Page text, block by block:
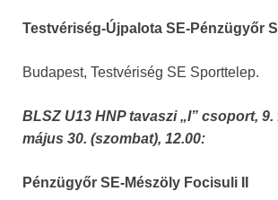
Testvériség-Újpalota SE-Pénzügyőr
Budapest, Testvériség SE Sporttelep.
BLSZ U13 HNP tavaszi „I” csoport,
május 30. (szombat), 12.00:
Pénzügyőr SE-Mészöly Focisuli II